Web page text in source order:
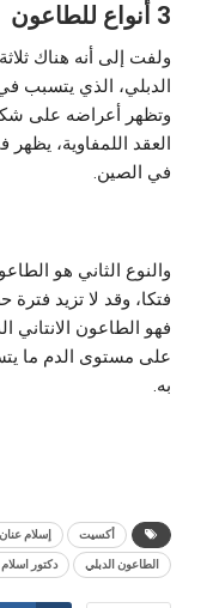
3 أنواع للطاعون
ولفت إلى أنه هناك
الدبلي، الذي يتسبب
وتظهر أعراضه على
العقد اللمفاوية،
في الصين.
والنوع الثاني هو
فهو الطاعون الانتاني
على مستوى الدم ما
به.
أكسيت إسلام عنان
الطاعون الدبلي
دكتور